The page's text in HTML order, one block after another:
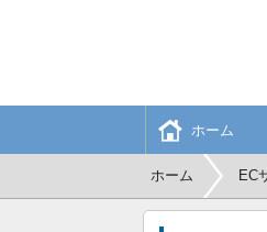
ホーム
ホーム EC